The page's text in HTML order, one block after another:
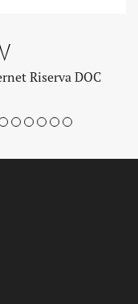
Riserva DOC
1415161718